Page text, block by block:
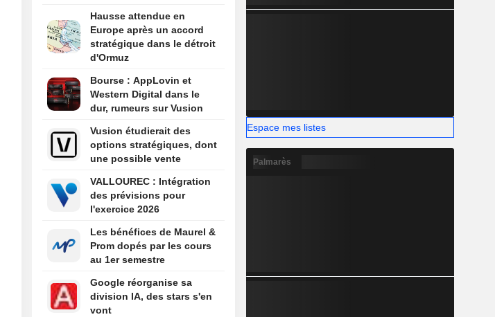
Hausse attendue en
Europe après un accord
stratégique dans le détroit
d'Ormuz
Bourse : AppLovin et
Western Digital dans le
dur, rumeurs sur Vusion
Vusion étudierait des
options stratégiques, dont
une possible vente
VALLOUREC : Intégration
des prévisions pour
l'exercice 2026
Les bénéfices de Maurel &
Prom dopés par les cours
au 1er semestre
Google réorganise sa
division IA, des stars s'en
vont
Espace mes listes
Palmarès